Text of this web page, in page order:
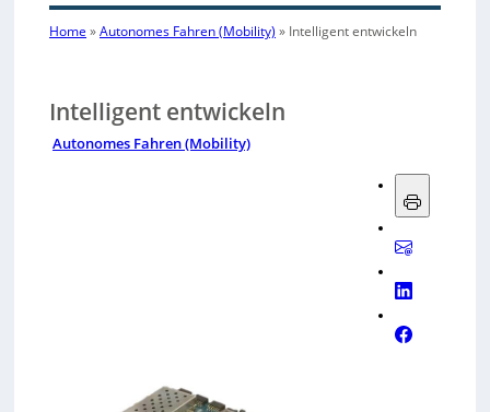
Home »Autonomes Fahren (Mobility) » Intelligent entwickeln
Intelligent entwickeln
Autonomes Fahren (Mobility)